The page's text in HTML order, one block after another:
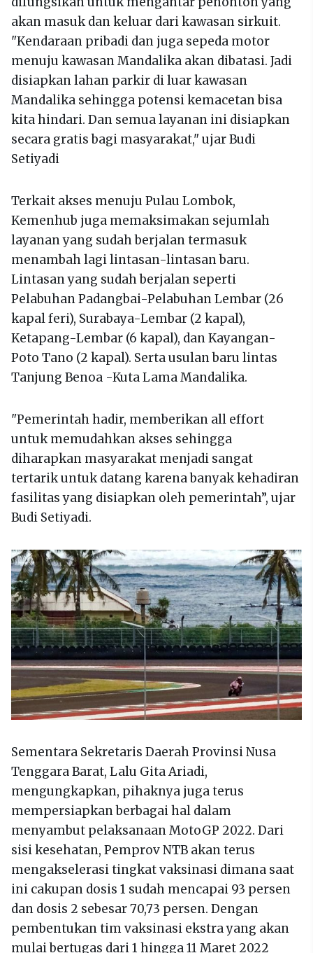
akan masuk dan keluar dari kawasan sirkuit.
"Kendaraan pribadi dan juga sepeda motor
menuju kawasan Mandalika akan dibatasi. Jadi
disiapkan lahan parkir di luar kawasan
Mandalika sehingga potensi kemacetan bisa
kita hindari. Dan semua layanan ini disiapkan
secara gratis bagi masyarakat," ujar Budi
Setiyadi
Terkait akses menuju Pulau Lombok,
Kemenhub juga memaksimakan sejumlah
layanan yang sudah berjalan termasuk
menambah lagi lintasan-lintasan baru.
Lintasan yang sudah berjalan seperti
Pelabuhan Padangbai-Pelabuhan Lembar (26
kapal feri), Surabaya-Lembar (2 kapal),
Ketapang-Lembar (6 kapal), dan Kayangan-
Poto Tano (2 kapal). Serta usulan baru lintas
Tanjung Benoa -Kuta Lama Mandalika.
"Pemerintah hadir, memberikan all effort
untuk memudahkan akses sehingga
diharapkan masyarakat menjadi sangat
tertarik untuk datang karena banyak kehadiran
fasilitas yang disiapkan oleh pemerintah”, ujar
Budi Setiyadi.
Sementara Sekretaris Daerah Provinsi Nusa
Tenggara Barat, Lalu Gita Ariadi,
mengungkapkan, pihaknya juga terus
mempersiapkan berbagai hal dalam
menyambut pelaksanaan MotoGP 2022. Dari
sisi kesehatan, Pemprov NTB akan terus
mengakselerasi tingkat vaksinasi dimana saat
ini cakupan dosis 1 sudah mencapai 93 persen
dan dosis 2 sebesar 70,73 persen. Dengan
pembentukan tim vaksinasi ekstra yang akan
mulai bertugas dari 1 hingga 11 Maret 2022